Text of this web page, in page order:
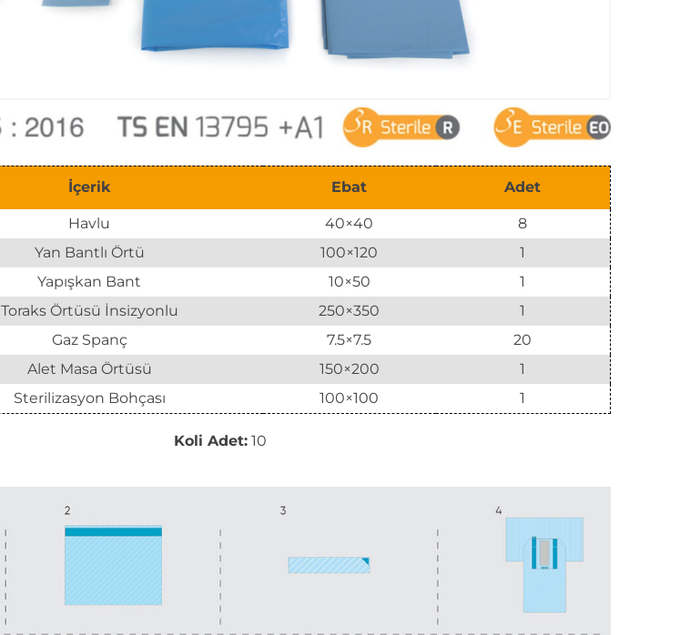
İçerik Ebat Adet
Havlu 40×40
8
Yan Bantlı Örtü 100×120
1
Yapışkan Bant 10×50
1
Toraks Örtüsü İnsizyonlu 250×350
1
Gaz Spanç 7.5×7.5
20
Alet Masa Örtüsü 150×200
1
Sterilizasyon Bohçası 100×100 1
Koli Adet: 10